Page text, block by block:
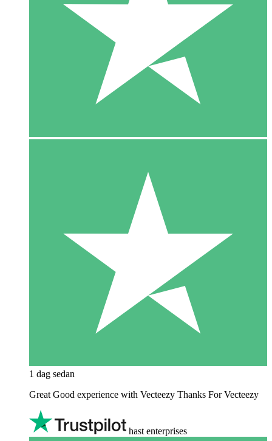
1 dag sedan
Great Good experience with Vecteezy Thanks For Vecteezy
hast enterprises